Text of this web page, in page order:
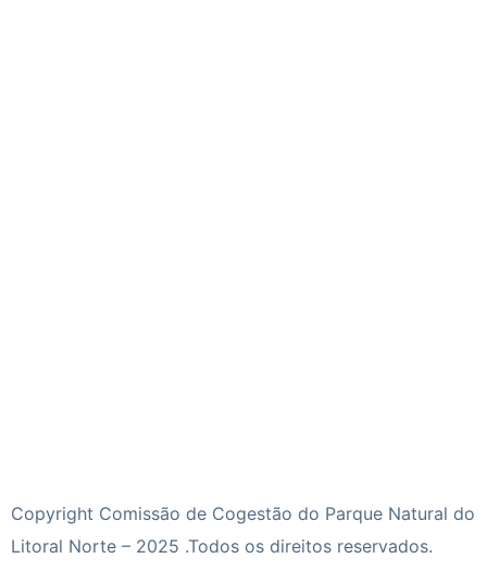
Copyright Comissão de Cogestão do Parque Natural do
Litoral Norte – 2025 .Todos os direitos reservados.